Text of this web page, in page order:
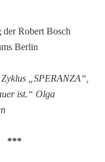
der Robert Bosch
Berlin
„SPERANZA“,
ist.“ Olga
***